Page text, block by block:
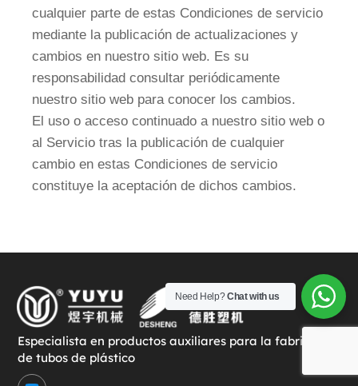
cualquier parte de estas Condiciones de servicio
mediante la publicación de actualizaciones y
cambios en nuestro sitio web. Es su
responsabilidad consultar periódicamente
nuestro sitio web para conocer los cambios.
El uso o acceso continuado a nuestro sitio web o
al Servicio tras la publicación de cualquier
cambio en estas Condiciones de servicio
constituye la aceptación de dichos cambios.
Especialista en productos auxiliares para la fabricación
de tubos de plástico
Y
Need Help?Chat with us